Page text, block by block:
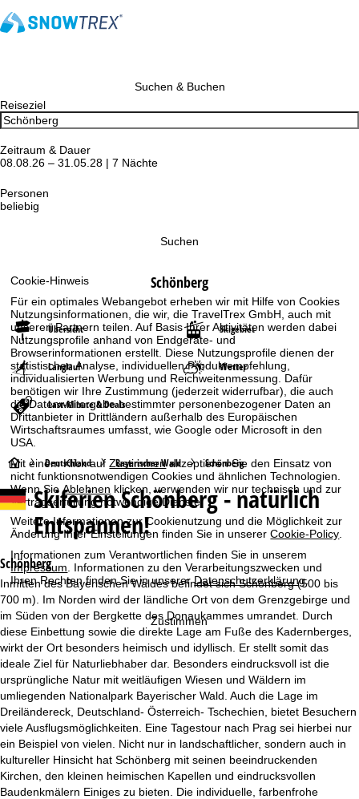
Cookie-Hinweis
Für ein optimales Webangebot erheben wir mit Hilfe von Cookies
Nutzungsinformationen, die wir, die TravelTrex GmbH, auch mit
unseren Partnern teilen. Auf Basis Ihrer Aktivitäten werden dabei
Nutzungsprofile anhand von Endgeräte- und
Browserinformationen erstellt. Diese Nutzungsprofile dienen der
statistischen Analyse, individuellen Produktempfehlung,
individualisierten Werbung und Reichweitenmessung. Dafür
benötigen wir Ihre Zustimmung (jederzeit widerrufbar), die auch
die Datenweitergabe bestimmter personenbezogener Daten an
Drittanbieter in Drittländern außerhalb des Europäischen
Wirtschaftsraumes umfasst, wie Google oder Microsoft in den
USA.
Mit einem Klick aufZustimmenakzeptieren Sie den Einsatz von
nicht funktionsnotwendigen Cookies und ähnlichen Technologien.
Wenn SieAblehnen klicken, verwenden wir nur technisch und zur
Vertragserfüllung notwendige Dienste.
Weitere Informationen zur Cookienutzung und die Möglichkeit zur
Änderung Ihrer Einstellungen finden Sie in unsererCookie-Policy.
Informationen zum Verantwortlichen finden Sie in unserem
Impressum. Informationen zu den Verarbeitungszwecken und
Ihren Rechten finden Sie in unsererDatenschutzerklärung.
Zustimmen
Suchen & Buchen
Reiseziel
Zeitraum & Dauer
08.08.26 – 31.05.28 | 7 Nächte
Personen
beliebig
Suchen
Schönberg
Übersicht Skigebiet
Langlauf Wetter
Last-Minute & Deals
S
t
a
r
t
s
e
i
t
e
Deutschland Bayerischer Wald Schönberg
SkiferienSchönberg - natürlich
Entspannen!
Schönberg
Inmitten des Bayerischen Waldes befindet sich Schönberg (500 bis
700 m). Im Norden wird der ländliche Ort von dem Grenzgebirge und
im Süden von der Bergkette des Donaukammes umrandet. Durch
diese Einbettung sowie die direkte Lage am Fuße des Kadernberges,
wirkt der Ort besonders heimisch und idyllisch. Er stellt somit das
ideale Ziel für Naturliebhaber dar. Besonders eindrucksvoll ist die
ursprüngliche Natur mit weitläufigen Wiesen und Wäldern im
umliegenden Nationalpark Bayerischer Wald. Auch die Lage im
Dreiländereck, Deutschland- Österreich- Tschechien, bietet Besuchern
viele Ausflugsmöglichkeiten. Eine Tagestour nach Prag sei hierbei nur
ein Beispiel von vielen. Nicht nur in landschaftlicher, sondern auch in
kultureller Hinsicht hat Schönberg mit seinen beeindruckenden
Kirchen, den kleinen heimischen Kapellen und eindrucksvollen
Baudenkmälern Einiges zu bieten. Die individuelle, farbenfrohe